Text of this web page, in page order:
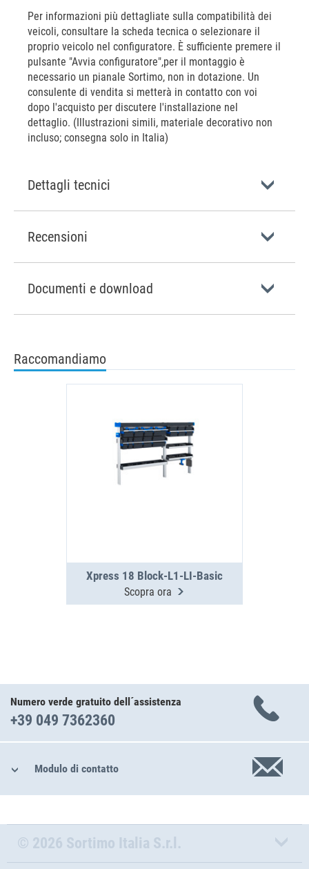
Per informazioni più dettagliate sulla compatibilità dei
veicoli, consultare la scheda tecnica o selezionare il
proprio veicolo nel configuratore. È sufficiente premere il
pulsante "Avvia configuratore",per il montaggio è
necessario un pianale Sortimo, non in dotazione. Un
consulente di vendita si metterà in contatto con voi
dopo l'acquisto per discutere l'installazione nel
dettaglio. (Illustrazioni simili, materiale decorativo non
incluso; consegna solo in Italia)
Dettagli tecnici
Recensioni
Documenti e download
Raccomandiamo
Xpress 18 Block-L1-LI-Basic
Scopra ora
Numero verde gratuito dell´assistenza
+39 049 7362360
Modulo di contatto
© 2026 Sortimo Italia S.r.l.